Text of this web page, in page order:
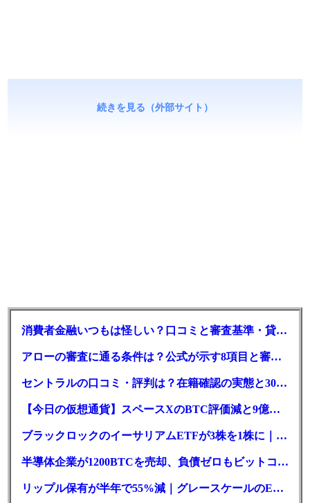
続きを見る（外部サイト）
消費者金融いつもは怪しい？口コミと審査基準・貸付条件を調査
アローの審査に通る条件は？公式が示す8項目と審査時間
セントラルの口コミ・評判は？在籍確認の実態と30日金利0円の落とし穴
【今日の仮想通貨】スペースXのBTC評価減と9億株の解禁。208億円相当のBTCが盗難
ブラックロックのイーサリアムETFが3株を1株に｜年初来37%安
半導体企業が1200BTCを売却、負債ゼロもビットコイン戦略は後退
リップル保有が半年で55%減｜グレースケールのETF、純資産1.6億ドル減